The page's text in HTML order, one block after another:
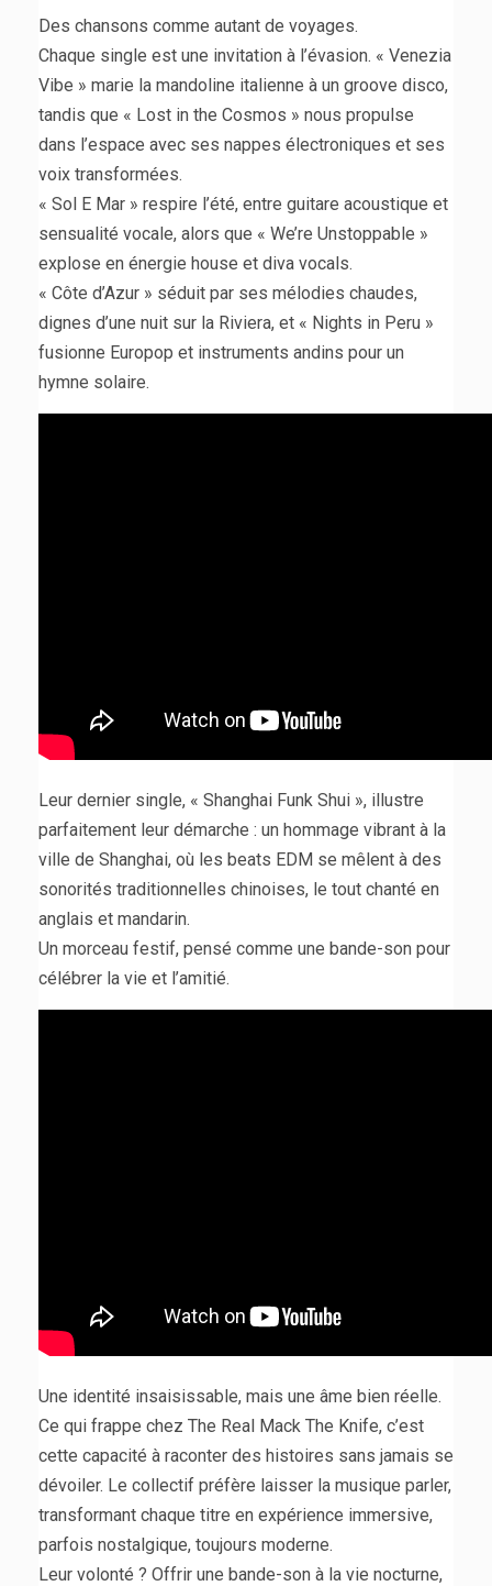
Des chansons comme autant de voyages.
Chaque single est une invitation à l’évasion. « Venezia
Vibe » marie la mandoline italienne à un groove disco,
tandis que « Lost in the Cosmos » nous propulse
dans l’espace avec ses nappes électroniques et ses
voix transformées.
« Sol E Mar » respire l’été, entre guitare acoustique et
sensualité vocale, alors que « We’re Unstoppable »
explose en énergie house et diva vocals.
« Côte d’Azur » séduit par ses mélodies chaudes,
dignes d’une nuit sur la Riviera, et « Nights in Peru »
fusionne Europop et instruments andins pour un
hymne solaire.
Leur dernier single, « Shanghai Funk Shui », illustre
parfaitement leur démarche : un hommage vibrant à la
ville de Shanghai, où les beats EDM se mêlent à des
sonorités traditionnelles chinoises, le tout chanté en
anglais et mandarin.
Un morceau festif, pensé comme une bande-son pour
célébrer la vie et l’amitié.
Une identité insaisissable, mais une âme bien réelle.
Ce qui frappe chez The Real Mack The Knife, c’est
cette capacité à raconter des histoires sans jamais se
dévoiler. Le collectif préfère laisser la musique parler,
transformant chaque titre en expérience immersive,
parfois nostalgique, toujours moderne.
Leur volonté ? Offrir une bande-son à la vie nocturne,